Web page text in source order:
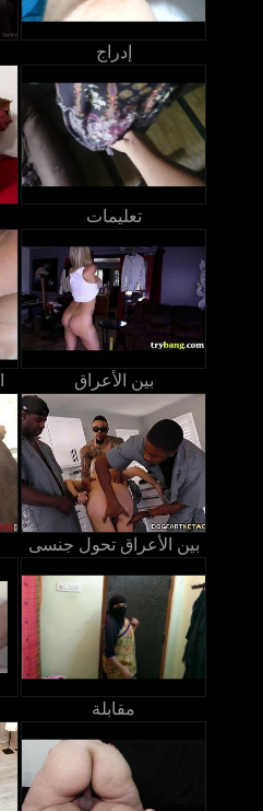
إدراج
تعليمات
بين الأعراق
بين الأعراق تحول جنسى
مقابلة